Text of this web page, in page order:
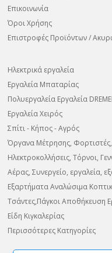
Επικοινωνία
Όροι Χρήσης
Επιστροφές Προϊόντων /
Ηλεκτρικά εργαλεία
Εργαλεία Μπαταρίας
Πολυεργαλεία Εργαλεία
Εργαλεία Χειρός
Σπίτι - Κήπος - Αγρός
Όργανα Μέτρησης, Φορτιστές,
Ηλεκτροκολλήσεις, Τόρνοι,
Αέρας, Συνεργείο, εργαλεία,
Εξαρτήματα Αναλώσιμα
Τσάντες,Πάγκοι Αποθήκευση
Είδη Κιγκαλερίας
Περισσότερες Κατηγορίες